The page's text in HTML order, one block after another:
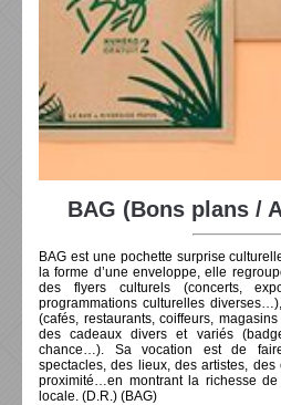
BAG (Bons plans /
BAG est une pochette surprise
la forme d’une enveloppe, elle
des flyers culturels (concerts,
programmations culturelles
(cafés, restaurants, coiffeurs,
des cadeaux divers et variés
chance…). Sa vocation est de
spectacles, des lieux, des artistes,
proximité…en montrant la richesse de
locale. (D.R.) (BAG)